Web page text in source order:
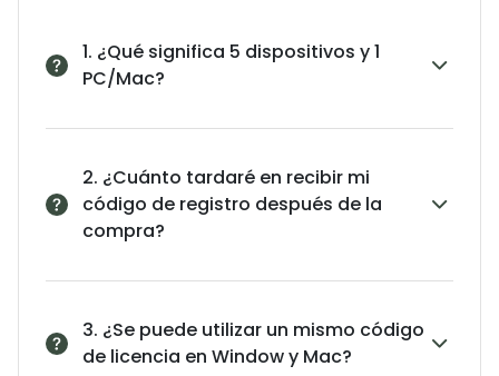
1. ¿Qué significa 5 dispositivos y 1
PC/Mac?
2. ¿Cuánto tardaré en recibir mi
código de registro después de la
compra?
3. ¿Se puede utilizar un mismo código
de licencia en Window y Mac?